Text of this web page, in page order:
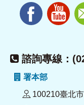
諮詢專線：
署本部
100210臺北